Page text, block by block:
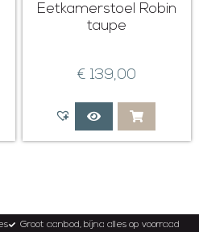
Eetkamerstoel Robin
taupe
€ 139,00
Groot aanbod, bijna alles op voorraad